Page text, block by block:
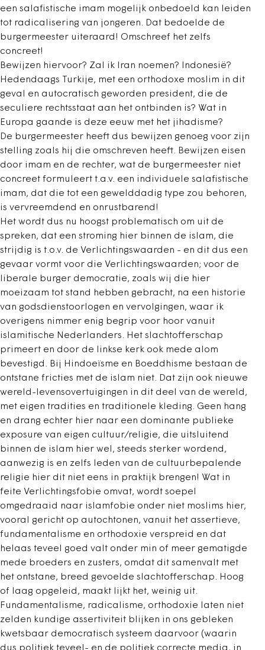
een salafistische imam mogelijk onbedoeld kan leiden
tot radicalisering van jongeren. Dat bedoelde de
burgermeester uiteraard! Omschreef het zelfs
concreet!
Bewijzen hiervoor? Zal ik Iran noemen? Indonesië?
Hedendaags Turkije, met een orthodoxe moslim in dit
geval en autocratisch geworden president, die de
seculiere rechtsstaat aan het ontbinden is? Wat in
Europa gaande is deze eeuw met het jihadisme?
De burgermeester heeft dus bewijzen genoeg voor zijn
stelling zoals hij die omschreven heeft. Bewijzen eisen
door imam en de rechter, wat de burgermeester niet
concreet formuleert t.a.v. een individuele salafistische
imam, dat die tot een gewelddadig type zou behoren,
is vervreemdend en onrustbarend!
Het wordt dus nu hoogst problematisch om uit de
spreken, dat een stroming hier binnen de islam, die
strijdig is t.o.v. de Verlichtingswaarden - en dit dus een
gevaar vormt voor die Verlichtingswaarden; voor de
liberale burger democratie, zoals wij die hier
moeizaam tot stand hebben gebracht, na een historie
van godsdienstoorlogen en vervolgingen, waar ik
overigens nimmer enig begrip voor hoor vanuit
islamitische Nederlanders. Het slachtofferschap
primeert en door de linkse kerk ook mede alom
bevestigd. Bij Hindoeïsme en Boeddhisme bestaan de
ontstane fricties met de islam niet. Dat zijn ook nieuwe
wereld-levensovertuigingen in dit deel van de wereld,
met eigen tradities en traditionele kleding. Geen hang
en drang echter hier naar een dominante publieke
exposure van eigen cultuur/religie, die uitsluitend
binnen de islam hier wel, steeds sterker wordend,
aanwezig is en zelfs leden van de cultuurbepalende
religie hier dit niet eens in praktijk brengen! Wat in
feite Verlichtingsfobie omvat, wordt soepel
omgedraaid naar islamfobie onder niet moslims hier,
vooral gericht op autochtonen, vanuit het assertieve,
fundamentalisme en orthodoxie verspreid en dat
helaas teveel goed valt onder min of meer gematigde
mede broeders en zusters, omdat dit samenvalt met
het ontstane, breed gevoelde slachtofferschap. Hoog
of laag opgeleid, maakt lijkt het, weinig uit.
Fundamentalisme, radicalisme, orthodoxie laten niet
zelden kundige assertiviteit blijken in ons gebleken
kwetsbaar democratisch systeem daarvoor (waarin